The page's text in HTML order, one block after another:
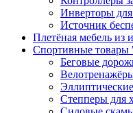
Инверторы
Источник
Плетёная мебель из
Спортивные товары
Беговые
Степперы для